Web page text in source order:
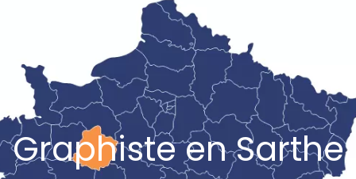
Graphiste en Sarthe